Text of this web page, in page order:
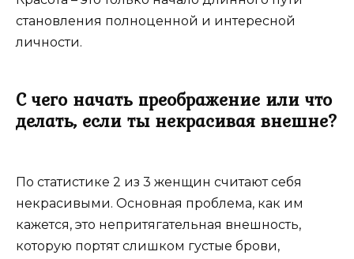
становления полноценной и интересной
личности.
С чего начать преображение или что
делать, если ты некрасивая внешне?
По статистике 2 из 3 женщин считают себя
некрасивыми. Основная проблема, как им
кажется, это непритягательная внешность,
которую портят слишком густые брови,